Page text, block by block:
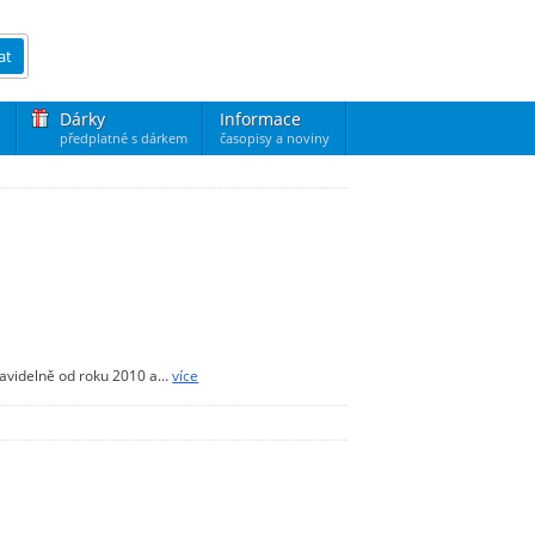
Dárky
předplatné s dárkem
Informace
časopisy a noviny
od roku 2010 a…více